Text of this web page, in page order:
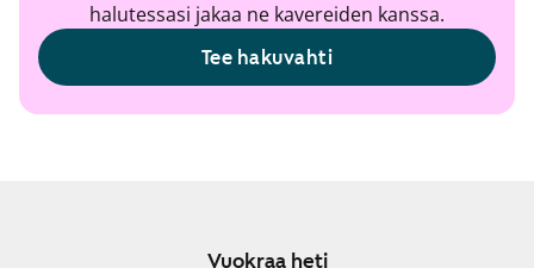
halutessasi jakaa ne kavereiden kanssa.
Tee hakuvahti
Vuokraa heti